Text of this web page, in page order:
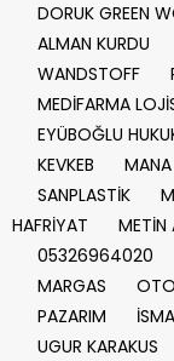
DORUK GREEN
ALMAN KURDU
WANDSTOFF
MEDİFARMA
EYÜBOĞLU
KEVKEB
SANPLASTİK
HAFRİYAT
METİN
05326964020
MARGAS
PAZARIM
UGUR KARAKUS